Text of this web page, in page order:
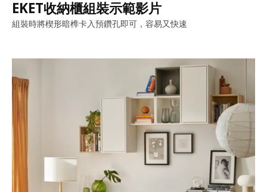
EKET收納櫃組裝示範影片
組裝時將楔形暗榫卡入預鑽孔即可，容易又快速